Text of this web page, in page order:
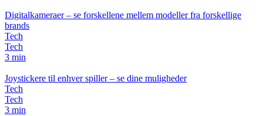
Digitalkameraer – se forskellene mellem modeller fra forskellige
brands
Tech
Tech
3 min
Joystickere til enhver spiller – se dine muligheder
Tech
Tech
3 min